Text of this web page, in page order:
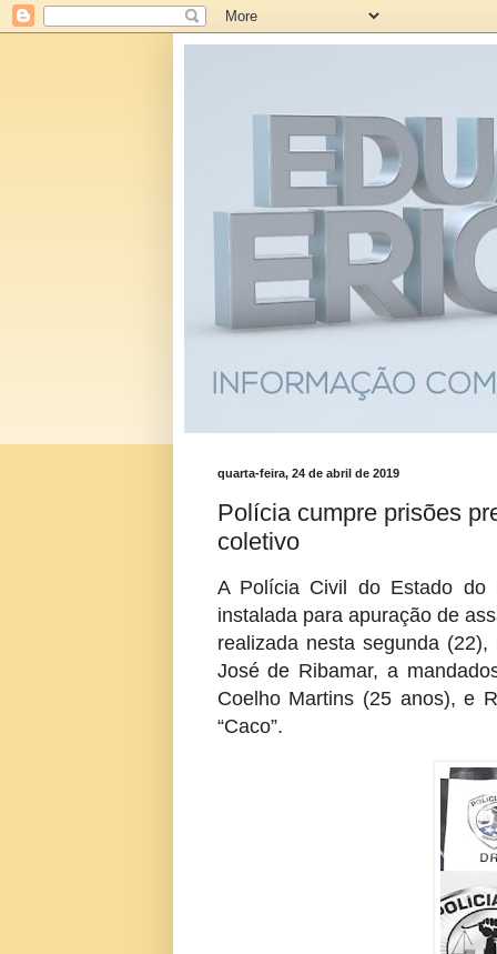
quarta-feira, 24 de abril de 2019
Polícia cumpre prisões
coletivo
A Polícia Civil do Estado do
instalada para apuração de
realizada nesta segunda
José de Ribamar, a
Coelho Martins (25 anos), e
“Caco”.